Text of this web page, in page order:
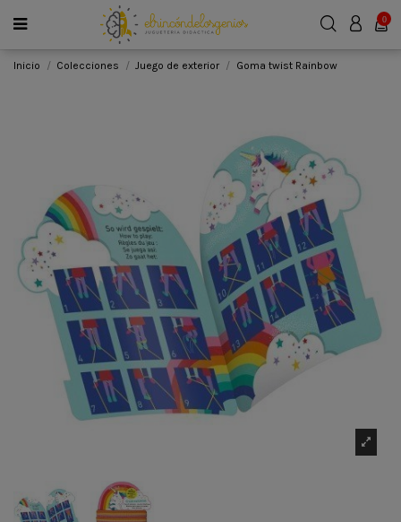
0
Inicio Colecciones Juego de exterior Goma twist Rainbow